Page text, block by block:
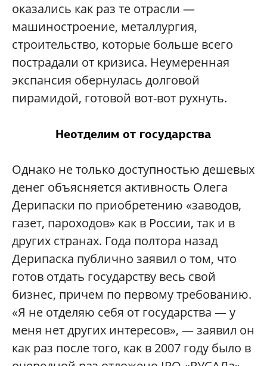
оказались как раз те отрасли —
машиностроение, металлургия,
строительство, которые больше всего
пострадали от кризиса. Неумеренная
экспансия обернулась долговой
пирамидой, готовой вот-вот рухнуть.
Неотделим от государства
Однако не только доступностью дешевых
денег объясняется активность Олега
Дерипаски по приобретению «заводов,
газет, пароходов» как в России, так и в
других странах. Года полтора назад
Дерипаска публично заявил о том, что
готов отдать государству весь свой
бизнес, причем по первому требованию.
«Я не отделяю себя от государства — у
меня нет других интересов», — заявил он
как раз после того, как в 2007 году было в